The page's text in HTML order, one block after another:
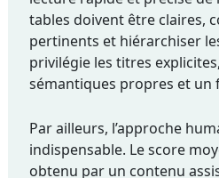
tables doivent être claires,
pertinents et hiérarchiser
privilégie les titres
sémantiques propres et un
Par ailleurs, l’approche
indispensable. Le score
obtenu par un contenu